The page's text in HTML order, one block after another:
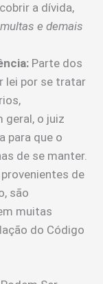
a dívida,
e demais
Parte dos
lei por se tratar
geral, o juiz
para que o
de se manter.
de
são
muitas
do Código